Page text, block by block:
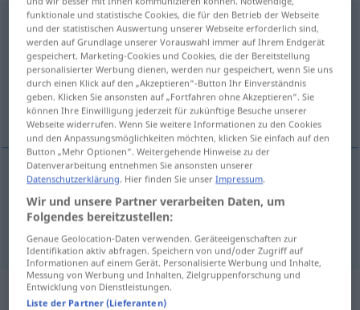
billigerweiseadv
Übersicht aller Übersetzungen
(Für mehr Details die Übersetzung anklicken/antippen)
con razón, equitativamente, justamente
conrazón billigerweise
equitativamente justamente billigerweise
Synonyme für "billigerweise"
funktionale und statistische Cookies, die für den Betrieb der Webseite
und der statistischen Auswertung unserer Webseite erforderlich sind,
werden auf Grundlage unserer Vorauswahl immer auf Ihrem Endgerät
gespeichert. Marketing-Cookies und Cookies, die der Bereitstellung
personalisierter Werbung dienen, werden nur gespeichert, wenn Sie uns
durch einen Klick auf den „Akzeptieren“-Button Ihr Einverständnis
geben. Klicken Sie ansonsten auf „Fortfahren ohne Akzeptieren“. Sie
können Ihre Einwilligung jederzeit für zukünftige Besuche unserer
Webseite widerrufen. Wenn Sie weitere Informationen zu den Cookies
und den Anpassungsmöglichkeiten möchten, klicken Sie einfach auf den
Button „Mehr Optionen“. Weitergehende Hinweise zu der
Datenverarbeitung entnehmen Sie ansonsten unserer
Datenschutzerklärung. Hier finden Sie unserImpressum.
Wir und unsere Partner verarbeiten Daten, um
Folgendes bereitzustellen:
Genaue Geolocation-Daten verwenden. Geräteeigenschaften zur
Identifikation aktiv abfragen. Speichern von und/oder Zugriff auf
Informationen auf einem Gerät. Personalisierte Werbung und Inhalte,
Messung von Werbung und Inhalten, Zielgruppenforschung und
Entwicklung von Dienstleistungen.
Liste der Partner (Lieferanten)